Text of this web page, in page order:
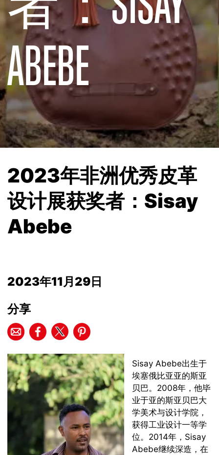
ABEBE
2023年非洲优秀皮革
设计展获奖者：Sisay
Abebe
2023年11月29日
分享
Sisay Abebe出生于
埃塞俄比亚亚的斯亚
贝巴。2008年，他毕
业于亚的斯亚贝巴大
学美术与设计学院，
获得工业设计一等学
位。2014年，Sisay
Abebe继续深造，在